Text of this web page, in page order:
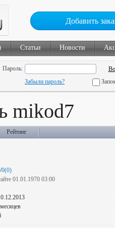
Добавить
Статьи Новости
Пароль:
Забыли пароль?
mikod7
Рейтинг
0(0)
01.01.1970 03:00